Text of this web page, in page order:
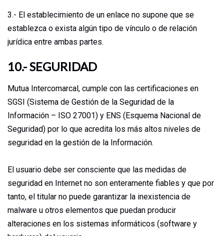
3.- El establecimiento de un enlace no supone que se
establezca o exista algún tipo de vínculo o de relación
jurídica entre ambas partes.
10.- SEGURIDAD
Mutua Intercomarcal, cumple con las certificaciones en
SGSI (Sistema de Gestión de la Seguridad de la
Información – ISO 27001) y ENS (Esquema Nacional de
Seguridad) por lo que acredita los más altos niveles de
seguridad en la gestión de la Información.
El usuario debe ser consciente que las medidas de
seguridad en Internet no son enteramente fiables y que por
tanto, el titular no puede garantizar la inexistencia de
malware u otros elementos que puedan producir
alteraciones en los sistemas informáticos (software y